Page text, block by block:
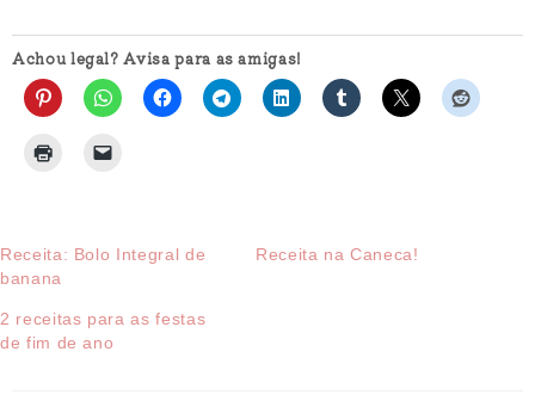
Achou legal? Avisa para as amigas!
Receita: Bolo Integral de
banana
Receita na Caneca!
2 receitas para as festas
de fim de ano